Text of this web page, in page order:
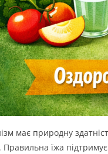
має природну
їжа